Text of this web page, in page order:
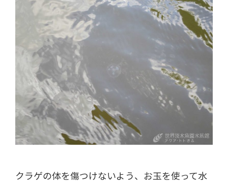
クラゲの体を傷つけないよう、お玉を使って水